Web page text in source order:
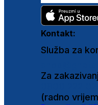
Kontakt:
Služba za
Za
(radno